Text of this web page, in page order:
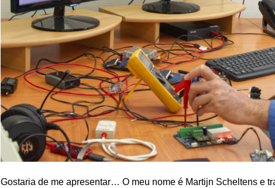
Gostaria de me apresentar… O meu nome é Martijn Scheltens e